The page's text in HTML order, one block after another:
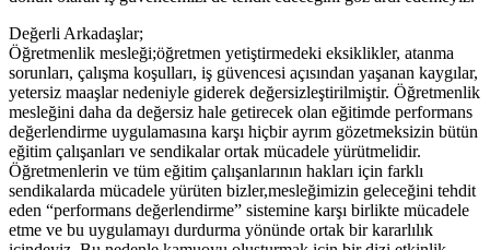
Değerli Arkadaşlar;
Öğretmenlik mesleği;öğretmen yetiştirmedeki eksiklikler, atanma
sorunları, çalışma koşulları, iş güvencesi açısından yaşanan kaygılar,
yetersiz maaşlar nedeniyle giderek değersizleştirilmiştir. Öğretmenlik
mesleğini daha da değersiz hale getirecek olan eğitimde performans
değerlendirme uygulamasına karşı hiçbir ayrım gözetmeksizin bütün
eğitim çalışanları ve sendikalar ortak mücadele yürütmelidir.
Öğretmenlerin ve tüm eğitim çalışanlarının hakları için farklı
sendikalarda mücadele yürüten bizler,mesleğimizin geleceğini tehdit
eden “performans değerlendirme” sistemine karşı birlikte mücadele
etme ve bu uygulamayı durdurma yönünde ortak bir kararlılık